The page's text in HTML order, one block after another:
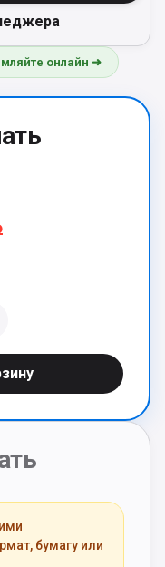
онлайн ➜
бумагу или